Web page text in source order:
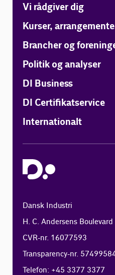
Vi rådgiver dig
Kurser,
Brancher og
Politik og analyser
DI Business
DI Certifikatservice
Internationalt
Dansk Industri
H. C. Andersens
CVR-nr. 16077593
Transparency-nr.
Telefon: +45 3377 3377